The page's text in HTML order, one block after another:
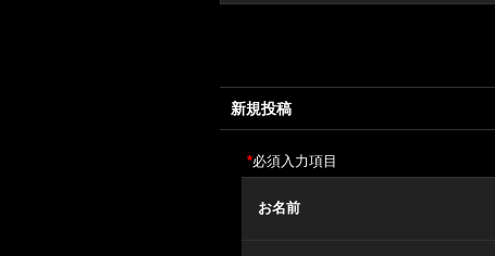
新規投稿
*必須入力項目
お名前